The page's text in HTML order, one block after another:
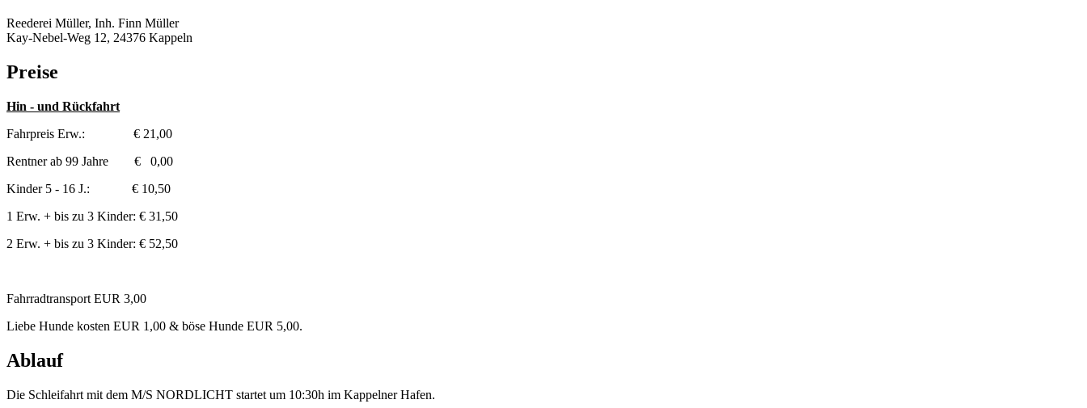
Reederei Müller, Inh. Finn Müller
Kay-Nebel-Weg 12, 24376 Kappeln
Preise
Hin - und Rückfahrt
Fahrpreis Erw.: € 21,00
Rentner ab 99 Jahre € 0,00
Kinder 5 - 16 J.: € 10,50
1 Erw. + bis zu 3 Kinder: € 31,50
2 Erw. + bis zu 3 Kinder: € 52,50
Fahrradtransport EUR 3,00
Liebe Hunde kosten EUR 1,00 & böse Hunde EUR 5,00.
Ablauf
Die Schleifahrt mit dem M/S NORDLICHT startet um 10:30h im Kappelner Hafen.